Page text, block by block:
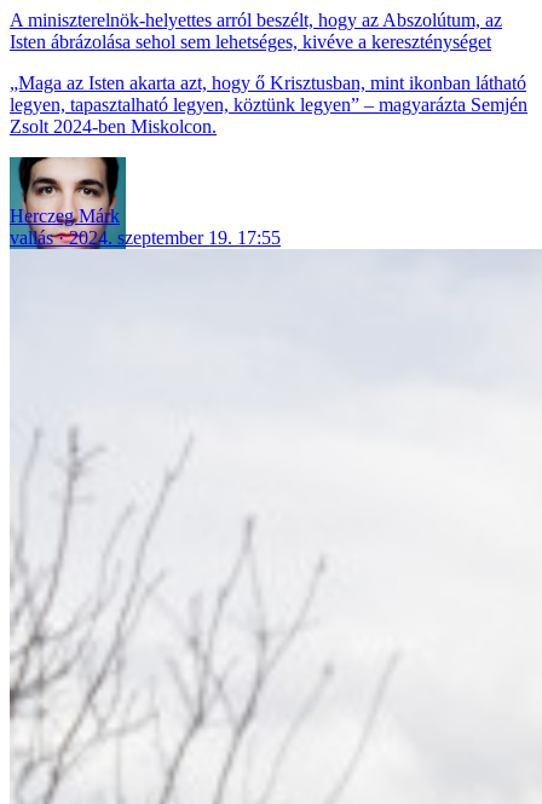
A miniszterelnök-helyettes arról beszélt, hogy az Abszolútum, az
Isten ábrázolása sehol sem lehetséges, kivéve a kereszténységet
„Maga az Isten akarta azt, hogy ő Krisztusban, mint ikonban látható
legyen, tapasztalható legyen, köztünk legyen” – magyarázta Semjén
Zsolt 2024-ben Miskolcon.
Herczeg Márk
vallás
2024. szeptember 19. 17:55